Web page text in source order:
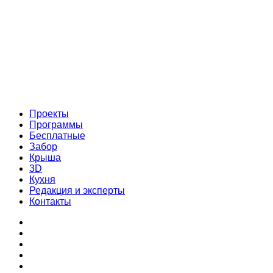
Проекты
Программы
Бесплатные
Забор
Крыша
3D
Кухня
Редакция и эксперты
Контакты